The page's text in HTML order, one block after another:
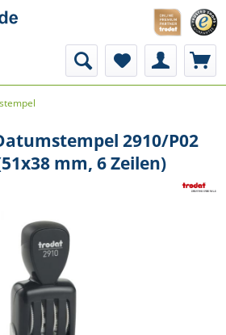
2910/P02
mm, 6 Zeilen)